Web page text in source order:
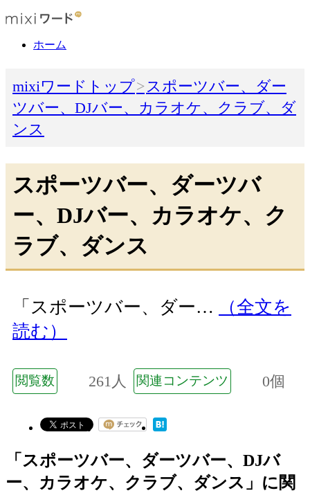
ホーム
mixiワードトップ
スポーツバー、ダー
ツバー、DJバー、カラオケ、クラブ、ダ
ンス
スポーツバー、ダーツバ
ー、DJバー、カラオケ、ク
ラブ、ダンス
「スポーツバー、ダー…
（全文を
読む）
閲覧数 261人 関連コンテンツ 0個
「スポーツバー、ダーツバー、DJバ
ー、カラオケ、クラブ、ダンス」に関